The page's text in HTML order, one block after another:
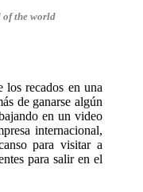
of the world
los recados en una
de ganarse algún
en un video
internacional,
para visitar a
para salir en el